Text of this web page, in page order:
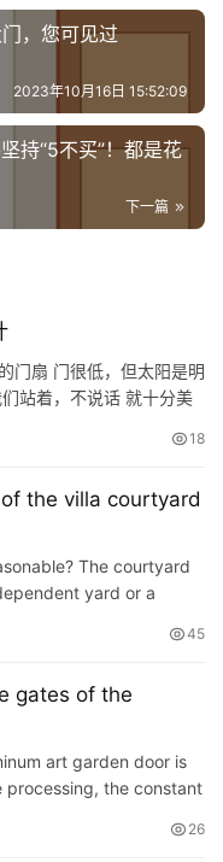
，您可见过
2023年10月16日 15:52:09
持“5不买”！都是花
下一篇
门扇 门很低，但太阳是明
站着，不说话 就十分美
往 一些比较有条件的家庭
18
the villa courtyard
The courtyard
yard or a
45
gates of the
art garden door is
processing, the constant
26